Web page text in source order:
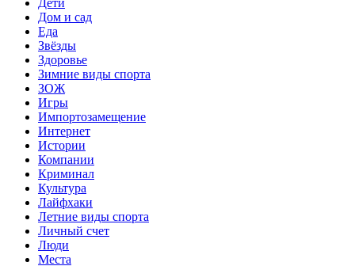
Дом и сад
Еда
Звёзды
Здоровье
Зимние виды спорта
ЗОЖ
Игры
Импортозамещение
Интернет
Истории
Компании
Криминал
Культура
Лайфхаки
Летние виды спорта
Личный счет
Люди
Места